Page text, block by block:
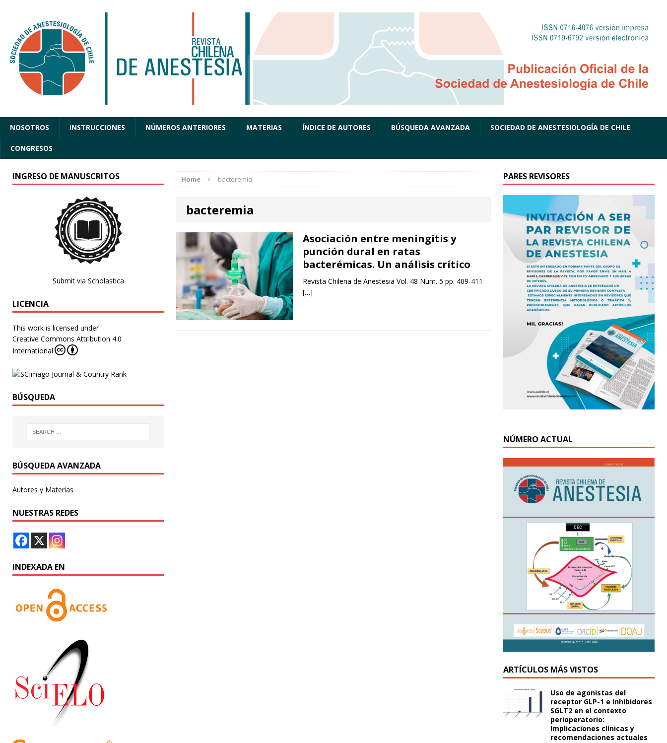
NOSOTROS INSTRUCCIONES NÚMEROS ANTERIORES MATERIAS ÍNDICE DE AUTORES BÚSQUEDA AVANZADA SOCIEDAD DE ANESTESIOLOGÍA DE CHILE
CONGRESOS
Home bacteremia
bacteremia
Asociación entre meningitis y
punción dural en ratas
bacterémicas. Un análisis crítico
Revista Chilena de Anestesia Vol. 48 Num. 5 pp. 409-411
[…]
INGRESO DE MANUSCRITOS
Submit via Scholastica
LICENCIA
This work is licensed under
Creative Commons Attribution 4.0
International
BÚSQUEDA
BÚSQUEDA AVANZADA
Autores y Materias
NUESTRAS REDES
INDEXADA EN
PARES REVISORES
NÚMERO ACTUAL
ARTÍCULOS MÁS VISTOS
Uso de agonistas del
receptor GLP-1 e inhibidores
SGLT2 en el contexto
perioperatorio:
Implicaciones clínicas y
recomendaciones actuales